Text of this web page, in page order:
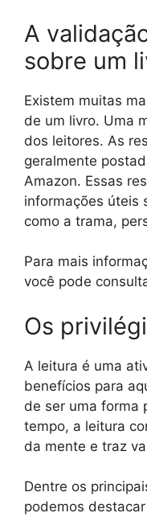
A
sobre um
Existem muitas
de um livro. Uma
dos leitores. As
geralmente
Amazon. Essas
informações úteis
como a trama,
Para mais
você pode
Os
A leitura é uma
benefícios para
de ser uma forma
tempo, a leitura
da mente e traz
Dentre os
podemos